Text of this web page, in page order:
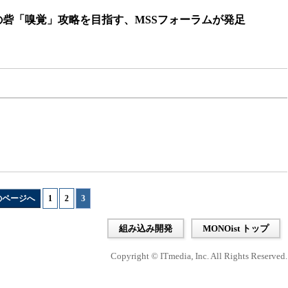
「嗅覚」攻略を目指す、MSSフォーラムが発足
ページへ 1 2 3
組み込み開発 MONOist トップ
Copyright © ITmedia, Inc. All Rights Reserved.